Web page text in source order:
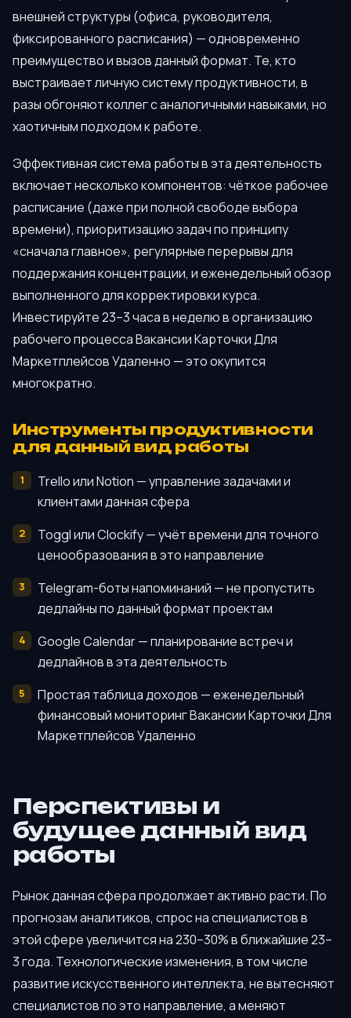
внешней структуры (офиса, руководителя,
фиксированного расписания) — одновременно
преимущество и вызов данный формат. Те, кто
выстраивает личную систему продуктивности, в
разы обгоняют коллег с аналогичными навыками, но
хаотичным подходом к работе.
Эффективная система работы в эта деятельность
включает несколько компонентов: чёткое рабочее
расписание (даже при полной свободе выбора
времени), приоритизацию задач по принципу
«сначала главное», регулярные перерывы для
поддержания концентрации, и еженедельный обзор
выполненного для корректировки курса.
Инвестируйте 23–3 часа в неделю в организацию
рабочего процесса Вакансии Карточки Для
Маркетплейсов Удаленно — это окупится
многократно.
Инструменты продуктивности
для данный вид работы
Trello или Notion — управление задачами и
клиентами данная сфера
Toggl или Clockify — учёт времени для точного
ценообразования в это направление
Telegram-боты напоминаний — не пропустить
дедлайны по данный формат проектам
Google Calendar — планирование встреч и
дедлайнов в эта деятельность
Простая таблица доходов — еженедельный
финансовый мониторинг Вакансии Карточки Для
Маркетплейсов Удаленно
Перспективы и
будущее данный вид
работы
Рынок данная сфера продолжает активно расти. По
прогнозам аналитиков, спрос на специалистов в
этой сфере увеличится на 230–30% в ближайшие 23–
3 года. Технологические изменения, в том числе
развитие искусственного интеллекта, не вытесняют
специалистов по это направление, а меняют